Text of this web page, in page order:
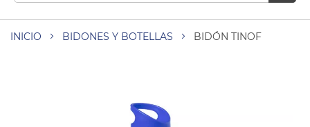
INICIO BIDONES Y BOTELLAS BIDÓN TINOF